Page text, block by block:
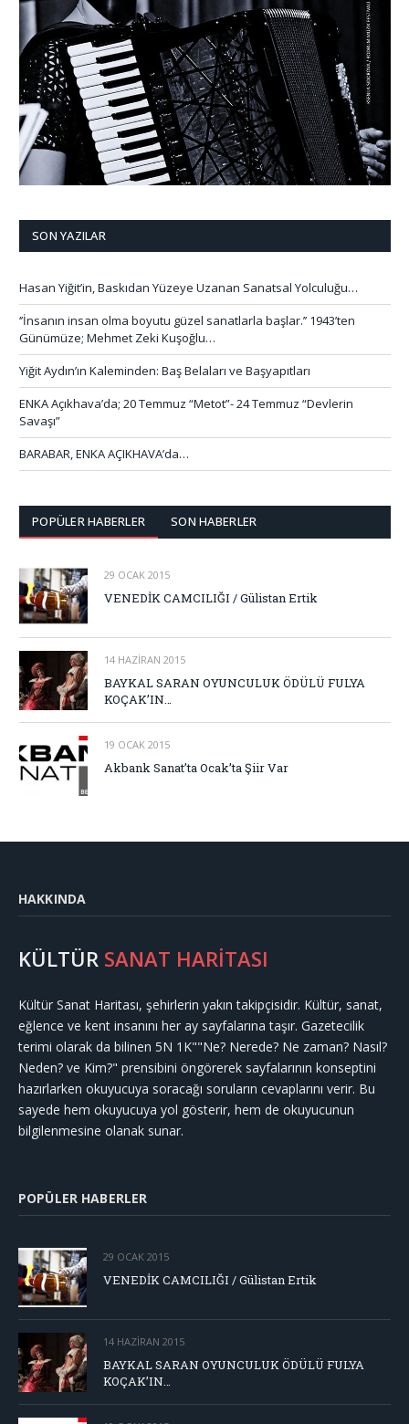
SON YAZILAR
Hasan Yiğit’in, Baskıdan Yüzeye Uzanan Sanatsal Yolculuğu…
‘’İnsanın insan olma boyutu güzel sanatlarla başlar.’’ 1943’ten
Günümüze; Mehmet Zeki Kuşoğlu…
Yiğit Aydın’ın Kaleminden: Baş Belaları ve Başyapıtları
ENKA Açıkhava’da; 20 Temmuz “Metot”- 24 Temmuz “Devlerin
Savaşı”
BARABAR, ENKA AÇIKHAVA’da…
POPÜLER HABERLER SON HABERLER
29 OCAK 2015
VENEDİK CAMCILIĞI / Gülistan Ertik
14 HAZIRAN 2015
BAYKAL SARAN OYUNCULUK ÖDÜLÜ FULYA
KOÇAK’IN…
19 OCAK 2015
Akbank Sanat’ta Ocak’ta Şiir Var
HAKKINDA
KÜLTÜR SANAT HARİTASI
Kültür Sanat Haritası, şehirlerin yakın takipçisidir. Kültür, sanat,
eğlence ve kent insanını her ay sayfalarına taşır. Gazetecilik
terimi olarak da bilinen 5N 1K""Ne? Nerede? Ne zaman? Nasıl?
Neden? ve Kim?" prensibini öngörerek sayfalarının konseptini
hazırlarken okuyucuya soracağı soruların cevaplarını verir. Bu
sayede hem okuyucuya yol gösterir, hem de okuyucunun
bilgilenmesine olanak sunar.
POPÜLER HABERLER
29 OCAK 2015
VENEDİK CAMCILIĞI / Gülistan Ertik
14 HAZIRAN 2015
BAYKAL SARAN OYUNCULUK ÖDÜLÜ FULYA
KOÇAK’IN…